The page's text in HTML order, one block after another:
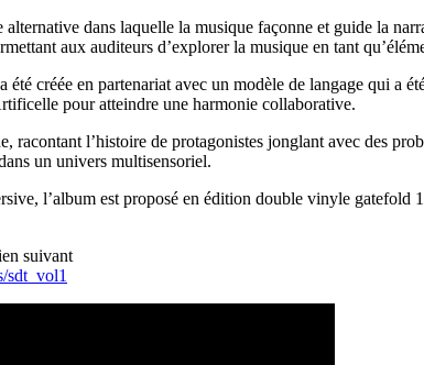
dans laquelle la musique façonne et guide la
aux auditeurs d’explorer la musique en tant
créée en partenariat avec un modèle de langage qui a
pour atteindre une harmonie collaborative.
racontant l’histoire de protagonistes jonglant avec des
un univers multisensoriel.
l’album est proposé en édition double vinyle
suivant
sdt_vol1